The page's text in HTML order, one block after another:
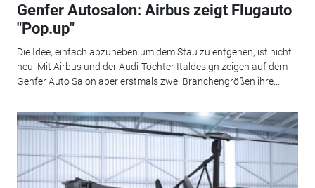
Genfer Autosalon: Airbus zeigt Flugauto
"Pop.up"
Die Idee, einfach abzuheben um dem Stau zu entgehen, ist nicht
neu. Mit Airbus und der Audi-Tochter Italdesign zeigen auf dem
Genfer Auto Salon aber erstmals zwei Branchengrößen ihre...